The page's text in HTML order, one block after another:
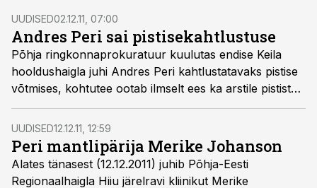
UUDISED02.12.11, 07:00
Andres Peri sai pistisekahtlustuse
Põhja ringkonnaprokuratuur kuulutas endise Keila
hooldushaigla juhi Andres Peri kahtlustatavaks pistise
võtmises, kohtutee ootab ilmselt ees ka arstile pistist
andnud haige lähisugulast, kirjutas Postimees.
UUDISED12.12.11, 12:59
Peri mantlipärija Merike Johanson
Alates tänasest (12.12.2011) juhib Põhja-Eesti
Regionaalhaigla Hiiu järelravi kliinikut Merike